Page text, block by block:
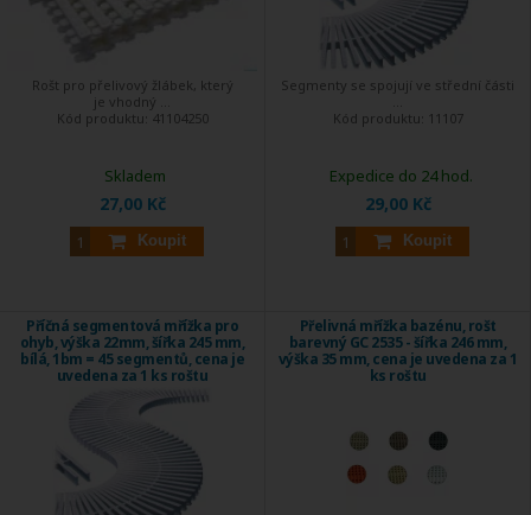
Rošt pro přelivový žlábek, který
je vhodný ...
Kód produktu: 41104250
27,00 Kč
Koupit
Skladem
Segmenty se spojují ve střední části
Kód produktu: 11107
29,00 Kč
Koupit
Expedice do 24 hod.
Příčná segmentová mřížka pro
ohyb, výška 22mm, šířka 245 mm,
bílá, 1bm = 45 segmentů, cena je
uvedena za 1 ks roštu
Přelivná mřížka bazénu, rošt
barevný GC 2535 - šířka 246 mm,
výška 35 mm, cena je uvedena za 1
ks roštu